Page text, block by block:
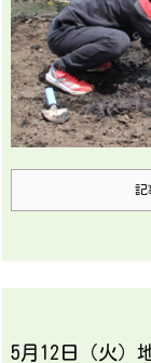
記
5月12日（火）